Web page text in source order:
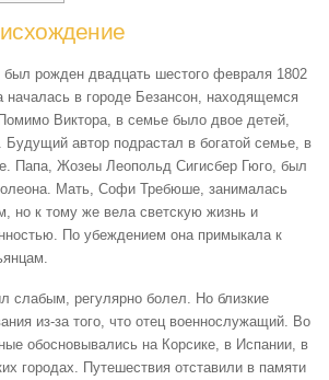
был рожден двадцать шестого февраля 1802
началась в городе Безансон, находящемся
Виктора, в семье было двое детей,
автор подрастал в богатой семье, в
Папа, Жозеы Леопольд Сигисбер Гюго, был
Мать, Софи Требюше, занималась
но к тому же вела светскую жизнь и
По убеждением она примыкала к
слабым, регулярно болел. Но близкие
из-за того, что отец военнослужащий. Во
обосновывались на Корсике, в Испании, в
городах. Путешествия отставили в памяти